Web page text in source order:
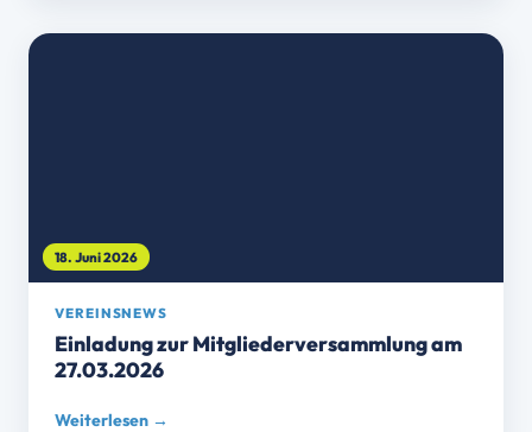
18. Juni 2026
VEREINSNEWS
Einladung zur Mitgliederversammlung am
27.03.2026
Weiterlesen →